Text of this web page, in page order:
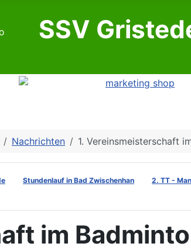
SSV
Nachrichten 1. Vereinsmeisterschaft
Stundenlauf in Bad Zwischenhan 2. TT -
im